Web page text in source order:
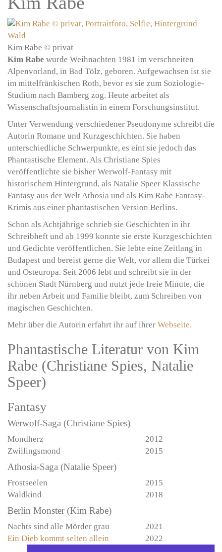
Kim Rabe © privat
Kim Rabe wurde Weihnachten 1981 im verschneiten
Alpenvorland, in Bad Tölz, geboren. Aufgewachsen ist sie
im mittelfränkischen Roth, bevor es sie zum Soziologie-
Studium nach Bamberg zog. Heute arbeitet als
Wissenschaftsjournalistin in einem Forschungsinstitut.
Unter Verwendung verschiedener Pseudonyme schreibt die
Autorin Romane und Kurzgeschichten. Sie haben
unterschiedliche Schwerpunkte, es eint sie jedoch das
Phantastische Element. Als Christiane Spies
veröffentlichte sie bisher Werwolf-Fantasy mit
historischem Hintergrund, als Natalie Speer Klassische
Fantasy aus der Welt Athosia und als Kim Rabe Fantasy-
Krimis aus einer phantastischen Version Berlins.
Schon als Achtjährige schrieb sie Geschichten in ihr
Schreibheft und ab 1999 konnte sie erste Kurzgeschichten
und Gedichte veröffentlichen. Sie lebte eine Zeitlang in
Budapest und bereist gerne die Welt, vor allem die Türkei
und Osteuropa. Seit 2006 lebt und schreibt sie in der
schönen Stadt Nürnberg und nutzt jede freie Minute, die
ihr neben Arbeit und Familie bleibt, zum Schreiben von
magischen Geschichten.
Mehr über die Autorin erfahrt ihr auf ihrer Webseite.
Phantastische Literatur von Kim
Rabe (Christiane Spies, Natalie
Speer)
Fantasy
Werwolf-Saga (Christiane Spies)
Mondherz
2012
Zwillingsmond
2015
Athosia-Saga (Natalie Speer)
Frostseelen
2015
Waldkind
2018
Berlin Monster (Kim Rabe)
Nachts sind alle Mörder grau
2021
Ein Dieb kommt selten allein
2022